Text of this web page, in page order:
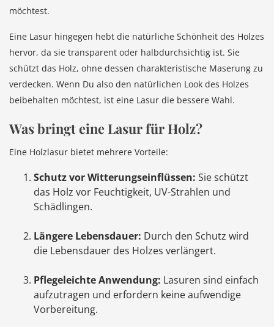
möchtest.
Eine Lasur hingegen hebt die natürliche Schönheit des Holzes
hervor, da sie transparent oder halbdurchsichtig ist. Sie
schützt das Holz, ohne dessen charakteristische Maserung zu
verdecken. Wenn Du also den natürlichen Look des Holzes
beibehalten möchtest, ist eine Lasur die bessere Wahl.
Was bringt eine Lasur für Holz?
Eine Holzlasur bietet mehrere Vorteile:
Schutz vor Witterungseinflüssen: Sie schützt
das Holz vor Feuchtigkeit, UV-Strahlen und
Schädlingen.
Längere Lebensdauer: Durch den Schutz wird
die Lebensdauer des Holzes verlängert.
Pflegeleichte Anwendung: Lasuren sind einfach
aufzutragen und erfordern keine aufwendige
Vorbereitung.